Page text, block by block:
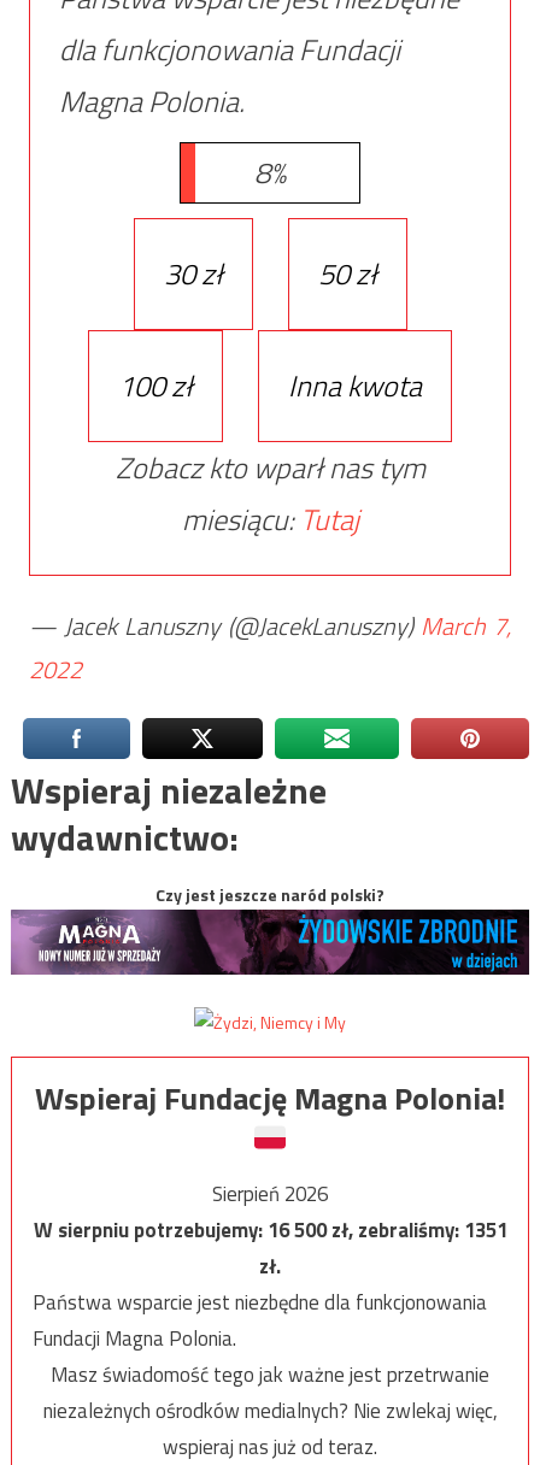
dla funkcjonowania Fundacji
Magna Polonia.
8%
30 zł 50 zł
100 zł
Inna kwota
Zobacz kto wparł nas tym
miesiącu: Tutaj
— Jacek Lanuszny (@JacekLanuszny)March 7,
2022
Wspieraj niezależne
wydawnictwo:
Czy jest jeszcze naród polski?
Wspieraj Fundację Magna Polonia!
Sierpień 2026
W sierpniu potrzebujemy:16 500zł, zebraliśmy:1351
zł.
Państwa wsparcie jest niezbędne dla funkcjonowania
Fundacji Magna Polonia.
Masz świadomość tego jak ważne jest przetrwanie
niezależnych ośrodków medialnych? Nie zwlekaj więc,
wspieraj nas już od teraz.